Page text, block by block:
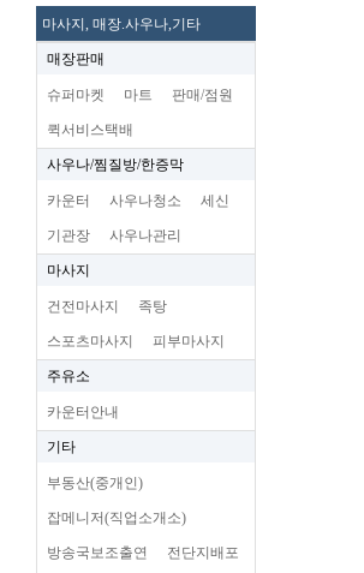
마사지, 매장.사우나,기타
매장판매
슈퍼마켓 마트 판매/점원
퀵서비스택배
사우나/찜질방/한증막
카운터 사우나청소 세신
기관장 사우나관리
마사지
건전마사지 족탕
스포츠마사지 피부마사지
주유소
카운터안내
기타
부동산(중개인)
잡메니저(직업소개소)
방송국보조출연 전단지배포